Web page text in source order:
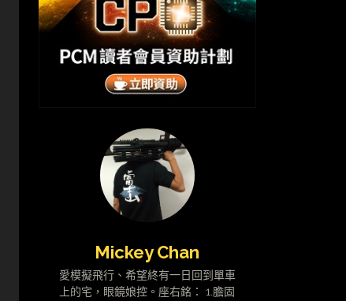
Mickey Chan
愛模擬飛行、希望終有一日回到單車
上的宅，眼鏡娘控。座右銘： 1.膽固